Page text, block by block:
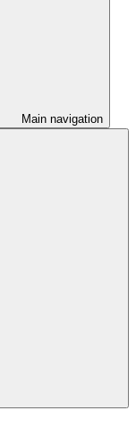
Main navigation